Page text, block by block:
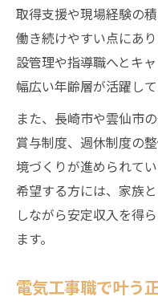
取得支援や現場経験の
働き続けやすい点にあ
設管理や指導職へとキ
幅広い年齢層が活躍して
また、長崎市や雲仙市
賞与制度、週休制度の
境づくりが進められて
希望する方には、家族
しながら安定収入を得
ます。
電気工事職で叶う